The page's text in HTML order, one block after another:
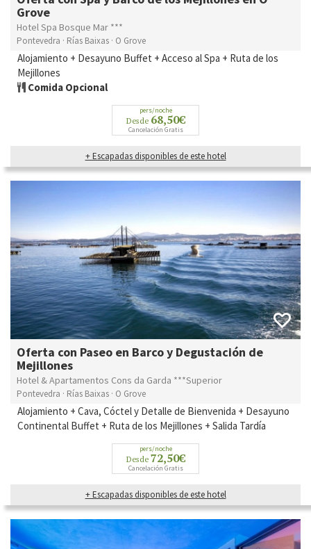
Grove
Hotel Spa Bosque Mar ***
Pontevedra · Rías Baixas · O Grove
Alojamiento + Desayuno Buffet + Acceso al Spa + Ruta de los
Mejillones
Comida Opcional
pers/noche
Desde 68,50€
Cancelación Gratis
+ Escapadas disponibles de este hotel
Oferta con Paseo en Barco y Degustación de
Mejillones
Hotel & Apartamentos Cons da Garda ***Superior
Pontevedra · Rías Baixas · O Grove
Alojamiento + Cava, Cóctel y Detalle de Bienvenida + Desayuno
Continental Buffet + Ruta de los Mejillones + Salida Tardía
pers/noche
Desde 72,50€
Cancelación Gratis
+ Escapadas disponibles de este hotel